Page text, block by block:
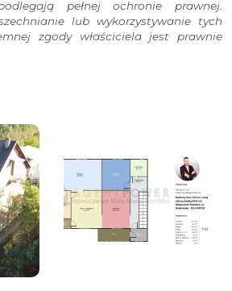
pełnej ochronie prawnej.
lub wykorzystywanie tych
zgody właściciela jest prawnie